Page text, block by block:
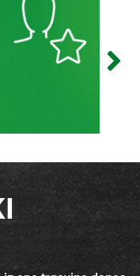
izdelku